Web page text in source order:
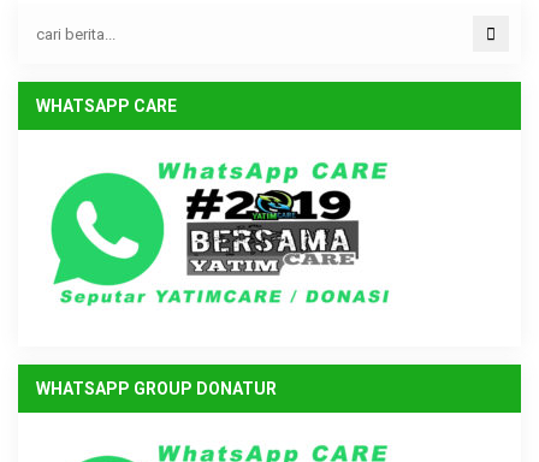
WHATSAPP CARE
WHATSAPP GROUP DONATUR